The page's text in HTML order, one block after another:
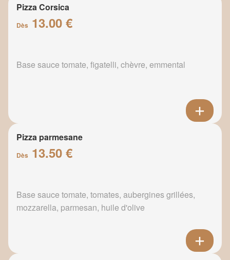
Pizza Corsica
Dès 13.00 €
Base sauce tomate, figatelli, chèvre, emmental
Pizza parmesane
Dès 13.50 €
Base sauce tomate, tomates, aubergines grillées,
mozzarella, parmesan, huile d'olive